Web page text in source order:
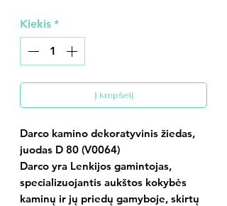
Kiekis *
Į krepšelį
Darco kamino dekoratyvinis žiedas,
juodas D 80 (V0064)
Darco yra Lenkijos gamintojas,
specializuojantis aukštos kokybės
kaminų ir jų priedų gamyboje, skirtų